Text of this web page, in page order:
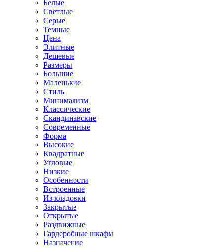
Белые
Светлые
Серые
Темные
Цена
Элитные
Дешевые
Размеры
Большие
Маленькие
Стиль
Минимализм
Классические
Скандинавские
Современные
Форма
Высокие
Квадратные
Угловые
Низкие
Особенности
Встроенные
Из кладовки
Закрытые
Открытые
Раздвижные
Гардеробные шкафы
Назначение